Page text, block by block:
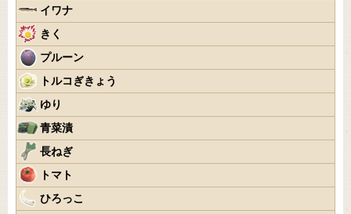
イワナ
きく
プルーン
トルコぎきょう
ゆり
青菜漬
長ねぎ
トマト
ひろっこ